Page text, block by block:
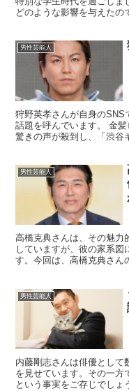
どのような影響を与えたの
男性芸能人
狩野英孝さんが自身のSNS
話題を呼んでいます。 金
驚きの声が殺到し、「渋谷
男性芸能人
高橋克典さんは、その魅力
していますが、彼の家系図
す。今回は、高橋克典さん
男性芸能人
内藤剛志さんは俳優として
を見せています。その一方
という事実をご存じでしょ